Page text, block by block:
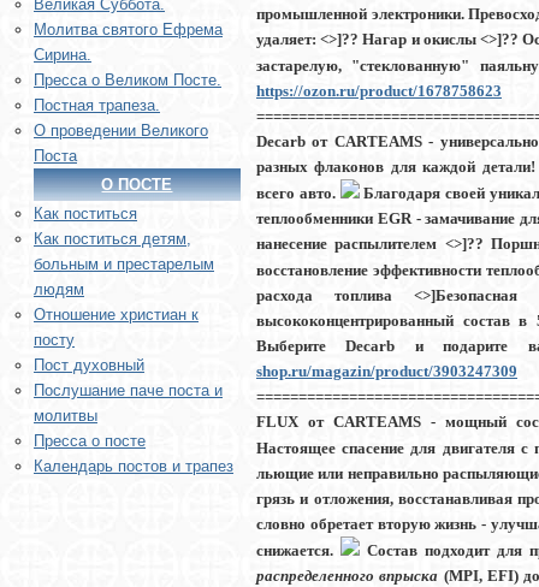
Великая Суббота.
Молитва святого Ефрема
Сирина.
Пресса о Великом Посте.
Постная трапеза.
О проведении Великого
Поста
О ПОСТЕ
Как поститься
Как поститься детям,
больным и престарелым
людям
Отношение христиан к
посту
Пост духовный
Послушание паче поста и
молитвы
Пресса о посте
Календарь постов и трапез
промышленной электроники.
удаляет: <>]?? Нагар и окислы <>]??
застарелую, "стеклованную"
https://ozon.ru/product/1678758623
Decarb от CARTEAMS-
разных флаконов для каждой
всего авто.
Благодаря своей
теплообменники EGR- замачивание
нанесение распылителем <>]??
восстановление эффективности
расхода топлива <>]Безопасная
высококонцентрированный состав в
ВыберитеDecarb и подарите
shop.ru/magazin/product/3903247309
FLUX от CARTEAMS - мощный
Настоящее спасение для двигателя
льющие или неправильно
грязь и отложения, восстанавливая
словно обретает вторую жизнь -
снижается.
Состав подходит для
распределенного впрыска (MPI, EFI)